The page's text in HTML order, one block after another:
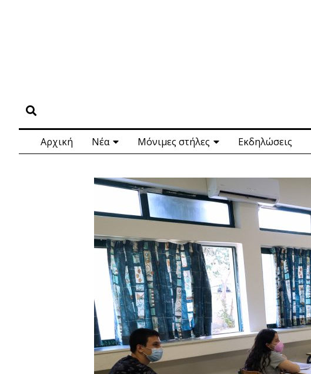
Αρχική Νέα Μόνιμες στήλες Εκδηλώσεις